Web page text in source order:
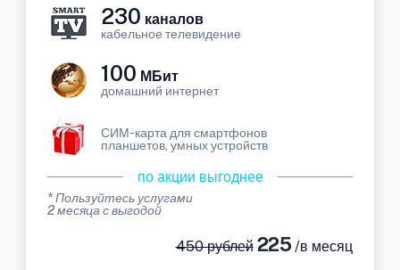
230 каналов
кабельное телевидение
100 МБит
домашний интернет
СИМ-карта для смартфонов
планшетов, умных устройств
по акции выгоднее
* Пользуйтесь услугами
2 месяца с выгодой
450 рублей225 /в месяц